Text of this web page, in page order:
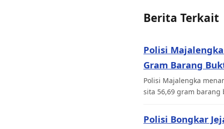
Berita Terkait
Polisi
Gram Barang
Polisi Majalengka
sita 56,69 gram barang
Polisi Bongkar